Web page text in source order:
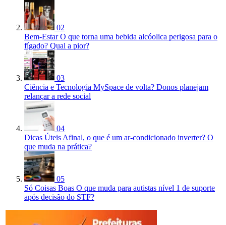
02
Bem-Estar O que torna uma bebida alcóolica perigosa para o
fígado? Qual a pior?
03
Ciência e Tecnologia MySpace de volta? Donos planejam
relançar a rede social
04
Dicas Úteis Afinal, o que é um ar-condicionado inverter? O
que muda na prática?
05
Só Coisas Boas O que muda para autistas nível 1 de suporte
após decisão do STF?